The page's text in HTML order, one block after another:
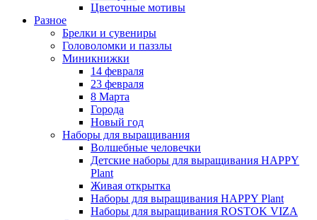
Цветочные мотивы
Разное
Брелки и сувениры
Головоломки и паззлы
Миникнижки
14 февраля
23 февраля
8 Марта
Города
Новый год
Наборы для выращивания
Волшебные человечки
Детские наборы для выращивания HAPPY
Plant
Живая открытка
Наборы для выращивания HAPPY Plant
Наборы для выращивания ROSTOK VIZA